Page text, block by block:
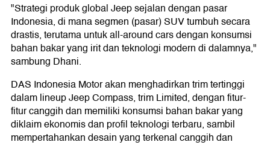
"Strategi produk global Jeep sejalan dengan pasar
Indonesia, di mana segmen (pasar) SUV tumbuh secara
drastis, terutama untuk all-around cars dengan konsumsi
bahan bakar yang irit dan teknologi modern di dalamnya,"
sambung Dhani.
DAS Indonesia Motor akan menghadirkan trim tertinggi
dalam lineup Jeep Compass, trim Limited, dengan fitur-
fitur canggih dan memiliki konsumsi bahan bakar yang
diklaim ekonomis dan profil teknologi terbaru, sambil
mempertahankan desain yang terkenal canggih dan